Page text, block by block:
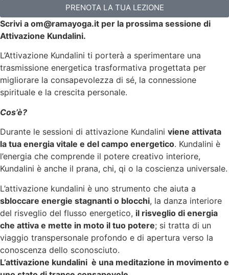
PRENOTA LA TUA LEZIONE
Scrivi a om@ramayoga.it per la prossima sessione di
Attivazione Kundalini.
L’Attivazione Kundalini ti porterà a sperimentare una
trasmissione energetica trasformativa progettata per
migliorare la consapevolezza di sé, la connessione
spirituale e la crescita personale.
Cos’è?
Durante le sessioni di attivazione Kundalini viene attivata
la tua energia vitale e del campo energetico. Kundalini è
l’energia che comprende il potere creativo interiore,
Kundalini è anche il prana, chi, qi o la coscienza universale.
L’attivazione kundalini è uno strumento che aiuta a
sbloccare energie stagnanti o blocchi, la danza interiore
del risveglio del flusso energetico, il risveglio di energia
che attiva e mette in moto il tuo potere; si tratta di un
viaggio transpersonale profondo e di apertura verso la
conoscenza dello sconosciuto.
L’attivazione kundalini è una meditazione in movimento e